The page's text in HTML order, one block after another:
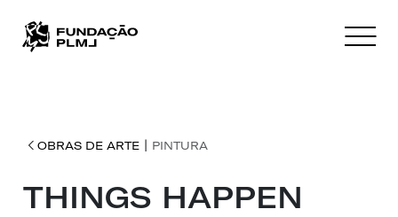
OBRAS DE ARTE| PINTURA
THINGS HAPPEN